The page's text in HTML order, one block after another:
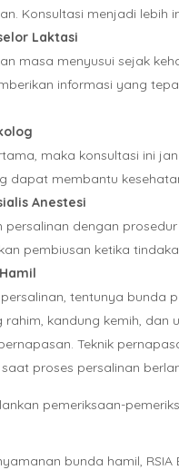
Konsultasi menjadi
Laktasi
masa menyusui sejak
informasi yang
maka konsultasi ini
dapat membantu
Anestesi
dengan prosedur
pembiusan ketika
tentunya
kandung kemih,
Teknik
proses persalinan
pemeriksaan-
bunda hamil,